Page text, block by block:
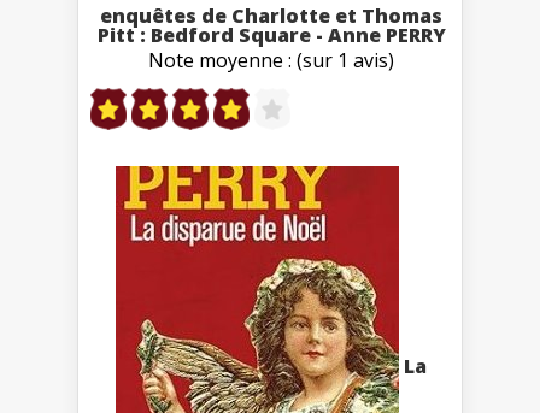
enquêtes de Charlotte et Thomas
Pitt : Bedford Square - Anne PERRY
Note moyenne : (sur 1 avis)
La